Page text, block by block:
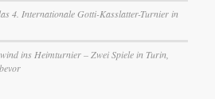
4. Internationale Gotti-Kasslatter-Turnier in
ins Heimturnier – Zwei Spiele in Turin,